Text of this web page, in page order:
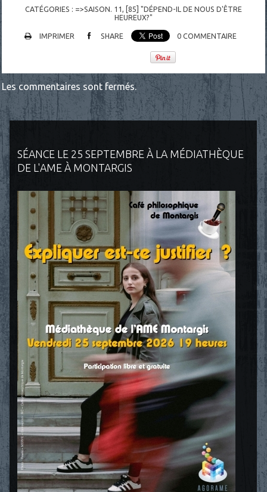
SÉANCE LE 25 SEPTEMBRE À LA MÉDIATHÈQUE
DE L'AME À MONTARGIS
CATÉGORIES : =>SAISON. 11, [85] "DÉPEND-IL DE NOUS D'ÊTRE
HEUREUX?"
IMPRIMER SHARE 0 COMMENTAIRE
Les commentaires sont fermés.